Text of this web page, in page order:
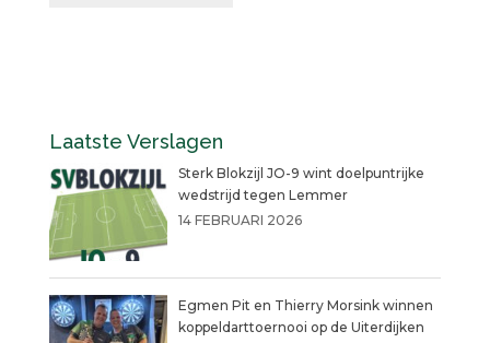
Laatste Verslagen
Sterk Blokzijl JO-9 wint doelpuntrijke
wedstrijd tegen Lemmer
14 FEBRUARI 2026
Egmen Pit en Thierry Morsink winnen
koppeldarttoernooi op de Uiterdijken